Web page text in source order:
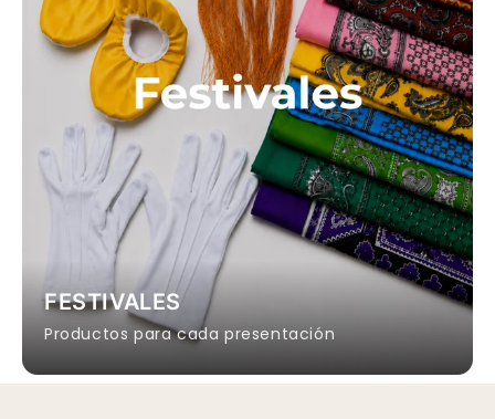
FESTIVALES
Productos para cada presentación